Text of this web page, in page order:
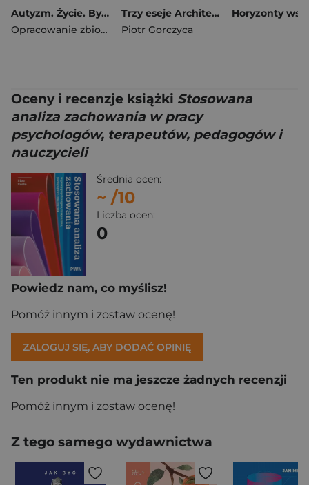
Autyzm. Życie. Bycie w spektrum. Implikacje teoretyczno-praktyczne
Opracowanie zbiowowe
Trzy eseje Architektura psyche Symetria i symetria złamana psyche Holden i Phoebe
Piotr Gorczyca
Oceny i recenzje książki Stosowana
analiza zachowania w pracy
psychologów, terapeutów, pedagogów i
nauczycieli
Średnia ocen:
~ /10
Liczba ocen:
0
Powiedz nam, co myślisz!
Pomóż innym i zostaw ocenę!
ZALOGUJ SIĘ, ABY DODAĆ OPINIĘ
Ten produkt nie ma jeszcze żadnych recenzji
Pomóż innym i zostaw ocenę!
Z tego samego wydawnictwa